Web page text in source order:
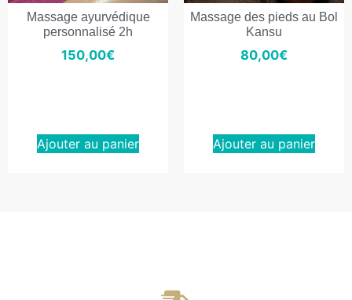
Massage ayurvédique
personnalisé 2h
150,00€
Ajouter au panier
Massage des pieds au Bol
Kansu
80,00€
Ajouter au panier